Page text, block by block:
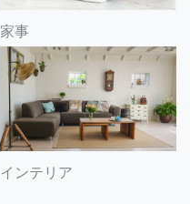
家事
インテリア